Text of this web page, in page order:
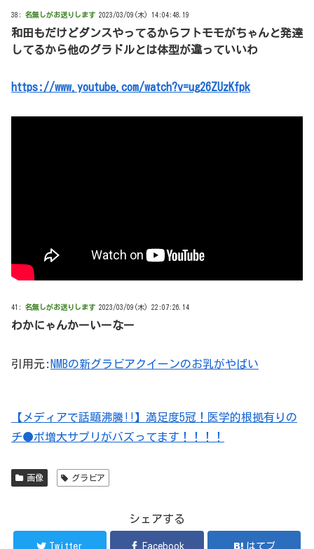
38: 名無しがお送りします 2023/03/09(木) 14:04:48.19
和田もだけどダンスやってるからフトモモがちゃんと発達
してるから他のグラドルとは体型が違っていいわ
https://www.youtube.com/watch?v=ug26ZUzKfpk
41: 名無しがお送りします 2023/03/09(木) 22:07:26.14
わかにゃんかーいーなー
引用元: NMBの新グラビアクイーンのお乳がやばい
【メディアで話題沸騰!!】満足度5冠！医学的根拠有りの
チ●ポ増大サプリがバズってます！！！！
画像 グラビア
シェアする
Twitter Facebook はてブ